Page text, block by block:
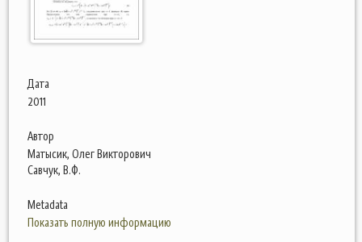
Дата
2011
Автор
Матысик, Олег Викторович
Савчук, В.Ф.
Metadata
Показать полную информацию